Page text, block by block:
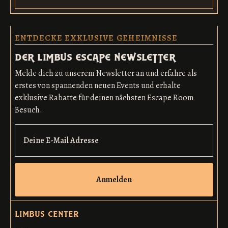
ENTDECKE EXKLUSIVE GEHEIMNISSE
der limbus escape newsletter
Melde dich zu unserem Newsletter an und erfahre als
erstes von spannenden neuen Events und erhalte
exklusive Rabatte für deinen nächsten Escape Room
Besuch.
Anmelden
limbus center